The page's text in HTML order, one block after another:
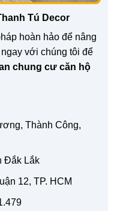
Tú Decor
hoàn hảo để nâng
với chúng tôi để
chung cư căn hộ
Thành Công,
Đắk Lắk
12, TP. HCM